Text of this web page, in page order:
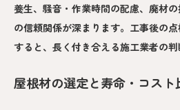
養生、騒音・作業時間の配慮、廃材
の信頼関係が深まります。工事後の
すると、長く付き合える施工業者の判
屋根材の選定と寿命・コスト